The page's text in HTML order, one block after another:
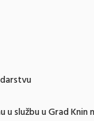
u službu u Grad